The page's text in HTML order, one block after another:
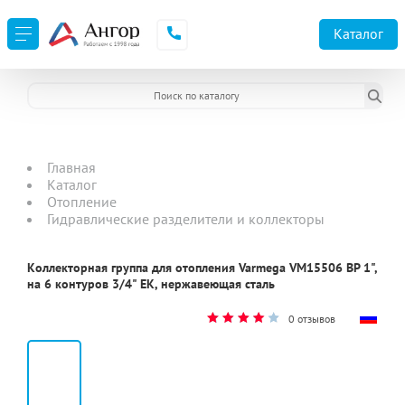
Каталог
Главная
Каталог
Отопление
Гидравлические разделители и коллекторы
Коллекторная группа для отопления Varmega VM15506 ВР 1",
на 6 контуров 3/4" EK, нержавеющая сталь
0 отзывов